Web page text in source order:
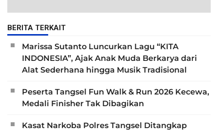
BERITA TERKAIT
Marissa Sutanto Luncurkan Lagu “KITA
INDONESIA”, Ajak Anak Muda Berkarya dari
Alat Sederhana hingga Musik Tradisional
Peserta Tangsel Fun Walk & Run 2026 Kecewa,
Medali Finisher Tak Dibagikan
Kasat Narkoba Polres Tangsel Ditangkap